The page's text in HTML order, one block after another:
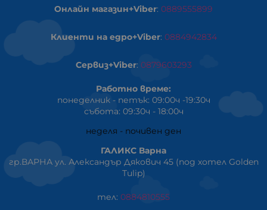
Онлайн магазин+Viber: 0889555899
Клиенти на едро+Viber: 0884942834
Сервиз+Viber: 0879603293
Работно време:
понеделник - петък: 09:00ч -19:30ч
събота: 09:30ч - 18:00ч
неделя - почивен ден
ГАЛИКС Варна
гр.ВАРНА ул. Александър Дякович 45 (под хотел Golden
Tulip)
тел: 0884810555